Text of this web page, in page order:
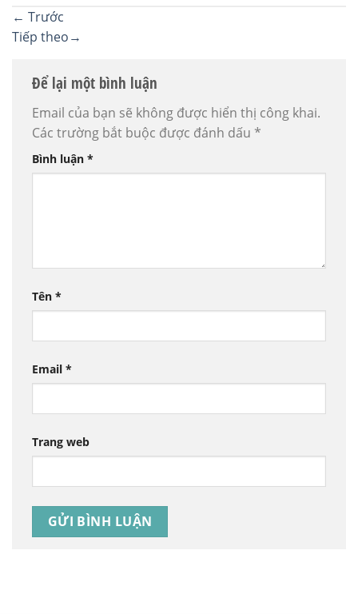
← Trước
Tiếp theo→
Để lại một bình luận
Email của bạn sẽ không được hiển thị công khai.
Các trường bắt buộc được đánh dấu *
Bình luận *
Tên *
Email *
Trang web